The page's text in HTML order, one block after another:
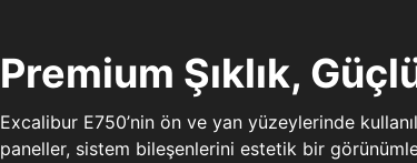
Premium Şıklık,
Excalibur E750’nin ön ve yan yüzeylerinde
paneller, sistem bileşenlerini estetik bir görünümle